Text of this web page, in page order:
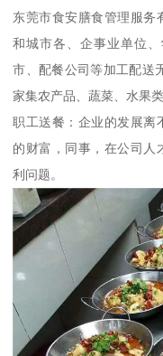
东莞市食安膳食管理服务
和城市各、企事业单位
市、配餐公司等加工配送
家集农产品、蔬菜、水果
职工送餐：企业的发展离
的财富，同事，在公司人
利问题。